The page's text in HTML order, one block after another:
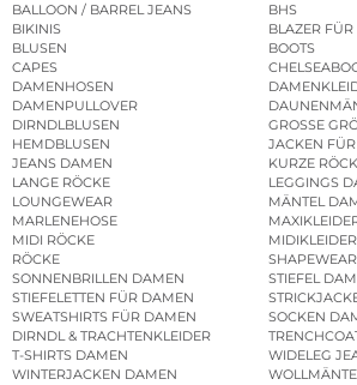
BALLOON / BARREL JEANS
BHS
BIKINIS
BLAZER
BLUSEN
BOOTS
CAPES
DAMENHOSEN
DAMENPULLOVER
DIRNDLBLUSEN
GROSSE
HEMDBLUSEN
JACKEN
JEANS DAMEN
KURZE
LANGE RÖCKE
LEGGINGS
LOUNGEWEAR
MÄNTEL
MARLENEHOSE
MIDI RÖCKE
MIDIKLEIDER
RÖCKE
SONNENBRILLEN DAMEN
STIEFEL
STIEFELETTEN FÜR DAMEN
SWEATSHIRTS FÜR DAMEN
SOCKEN
DIRNDL & TRACHTENKLEIDER
T-SHIRTS DAMEN
WIDELEG
WINTERJACKEN DAMEN